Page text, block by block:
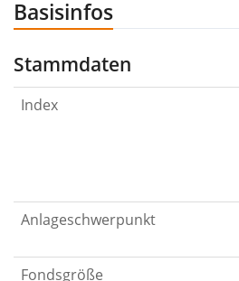
Basisinfos
Stammdaten
Index
Anlageschwerpunkt
Fondsgröße